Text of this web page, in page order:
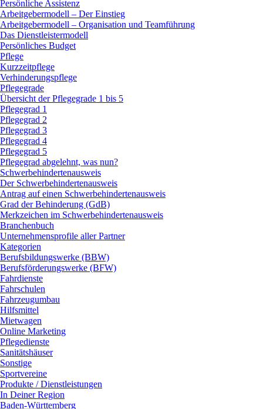
Persönliche Assistenz
Arbeitgebermodell – Der Einstieg
Arbeitgebermodell – Organisation und Teamführung
Das Dienstleistermodell
Persönliches Budget
Pflege
Kurzzeitpflege
Verhinderungspflege
Pflegegrade
Übersicht der Pflegegrade 1 bis 5
Pflegegrad 1
Pflegegrad 2
Pflegegrad 3
Pflegegrad 4
Pflegegrad 5
Pflegegrad abgelehnt, was nun?
Schwerbehindertenausweis
Der Schwerbehindertenausweis
Antrag auf einen Schwerbehindertenausweis
Grad der Behinderung (GdB)
Merkzeichen im Schwerbehindertenausweis
Branchenbuch
Unternehmensprofile aller Partner
Kategorien
Berufsbildungswerke (BBW)
Berufsförderungswerke (BFW)
Fahrdienste
Fahrschulen
Fahrzeugumbau
Hilfsmittel
Mietwagen
Online Marketing
Pflegedienste
Sanitätshäuser
Sonstige
Sportvereine
Produkte / Dienstleistungen
In Deiner Region
Baden-Württemberg